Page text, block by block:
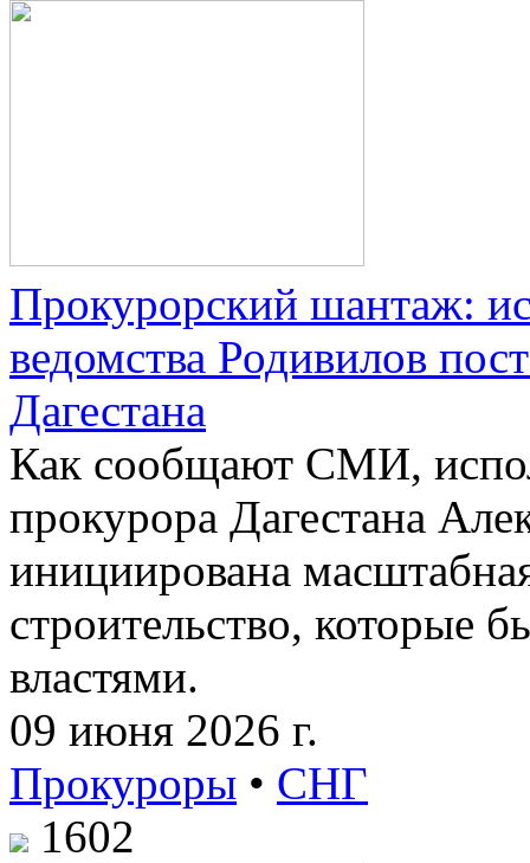
Прокурорский шантаж:
ведомства Родивилов
Дагестана
Как сообщают СМИ,
прокурора Дагестана
инициирована
строительство,
властями.
09 июня 2026 г.
Прокуроры • СНГ
1602